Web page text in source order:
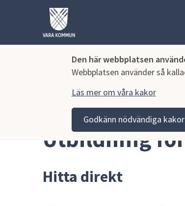
Den här webbplatsen
Webbplatsen använder så
Läs mer om våra kakor
Godkänn nödvändiga kakor
Vara kommun
Utbildning
Hitta direkt